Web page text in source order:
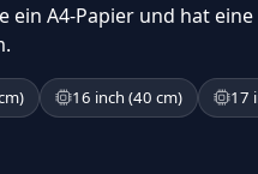
ein A4-Papier und hat eine
16 inch (40 cm)
17